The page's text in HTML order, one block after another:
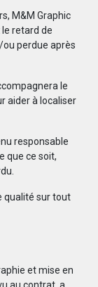
M&M Graphic
retard de
ou perdue après
le
aider à localiser
responsable
que ce soit,
qualité sur tout
et mise en